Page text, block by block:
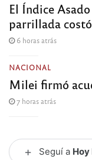
El Índice
parrillada
6 horas atrás
NACIONAL
Milei firmó
7 horas atrás
+ Seguí a Hoy